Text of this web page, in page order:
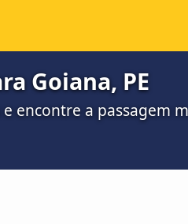
Goiana, PE
encontre a passagem